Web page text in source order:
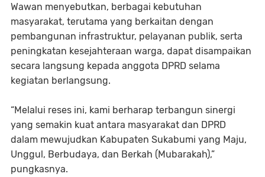
Wawan menyebutkan, berbagai kebutuhan
masyarakat, terutama yang berkaitan dengan
pembangunan infrastruktur, pelayanan publik, serta
peningkatan kesejahteraan warga, dapat disampaikan
secara langsung kepada anggota DPRD selama
kegiatan berlangsung.
“Melalui reses ini, kami berharap terbangun sinergi
yang semakin kuat antara masyarakat dan DPRD
dalam mewujudkan Kabupaten Sukabumi yang Maju,
Unggul, Berbudaya, dan Berkah (Mubarakah),”
pungkasnya.